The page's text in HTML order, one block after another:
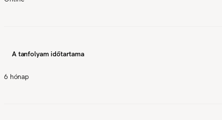
A tanfolyam időtartama
6 hónap